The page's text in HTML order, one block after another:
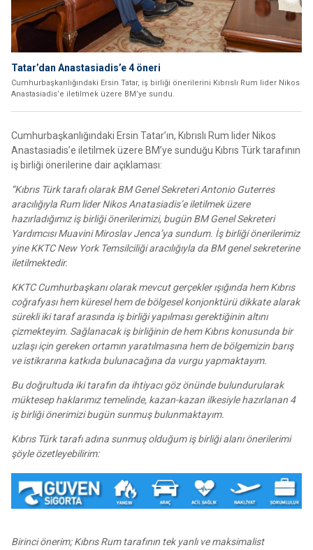
Tatar’dan Anastasiadis’e 4 öneri
Cumhurbaşkanlığındaki Ersin Tatar, iş birliği önerilerini Kıbrıslı Rum lider Nikos
Anastasiadis’e iletilmek üzere BM’ye sundu.
Cumhurbaşkanlığındaki Ersin Tatar’ın, Kıbrıslı Rum lider Nikos
Anastasiadis’e iletilmek üzere BM’ye sunduğu Kıbrıs Türk tarafının
iş birliği önerilerine dair açıklaması:
“Kıbrıs Türk tarafı olarak BM Genel Sekreteri Antonio Guterres
aracılığıyla Rum lider Nikos Anatasiadis’e iletilmek üzere
hazırladığımız iş birliği önerilerimizi, bugün BM Genel Sekreteri
Yardımcısı Muavini Miroslav Jenca’ya sundum. İş birliği önerilerimiz
yine KKTC New York Temsilciliği aracılığıyla da BM genel sekreterine
iletilmektedir.
KKTC Cumhurbaşkanı olarak mevcut gerçekler ışığında hem Kıbrıs
coğrafyası hem küresel hem de bölgesel konjonktürü dikkate alarak
sürekli iki taraf arasında iş birliği yapılması gerektiğinin altını
çizmekteyim. Sağlanacak iş birliğinin de hem Kıbrıs konusunda bir
uzlaşı için gereken ortamın yaratılmasına hem de bölgemizin barış
ve istikrarına katkıda bulunacağına da vurgu yapmaktayım.
Bu doğrultuda iki tarafın da ihtiyacı göz önünde bulundurularak
müktesep haklarımız temelinde, kazan-kazan ilkesiyle hazırlanan 4
iş birliği önerimizi bugün sunmuş bulunmaktayım.
Kıbrıs Türk tarafı adına sunmuş olduğum iş birliği alanı önerilerimi
şöyle özetleyebilirim:
Birinci önerim; Kıbrıs Rum tarafının tek yanlı ve maksimalist